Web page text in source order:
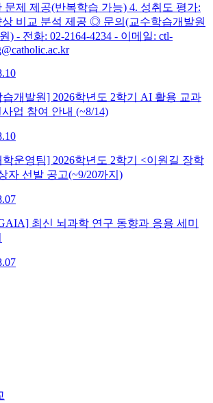
문제 제공(반복학습 가능) 4. 성취도 평가:
상 비교 분석 제공 ◎ 문의(교수학습개발원
) - 전화: 02-2164-4234 - 이메일: ctl-
습개발원] 2026학년도 2학기 AI 활용 교과
업 참여 안내 (~8/14)
운영팀] 2026학년도 2학기 <이원길 장학
자 선발 공고(~9/20까지)
최신 뇌과학 연구 동향과 응용 세미